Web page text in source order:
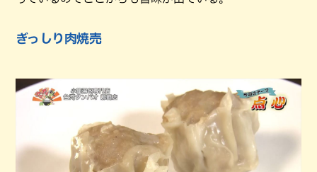
ぎっしり肉焼売